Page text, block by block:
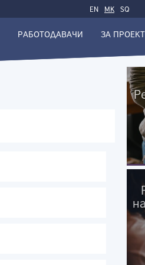
EN МК SQ
РАБОТОДАВАЧИ ЗА